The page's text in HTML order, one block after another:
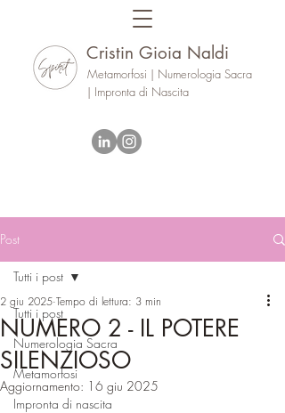
Cristin Gioia Naldi
Metamorfosi | Numerologia Sacra
| Impronta di Nascita
Post
Tutti i post
Numerologia Sacra
Metamorfosi
Impronta di nascita
Tutti i post
NUMERO 2 - IL POTERE
SILENZIOSO
2 giu 2025 Tempo di lettura: 3 min
Aggiornamento: 16 giu 2025